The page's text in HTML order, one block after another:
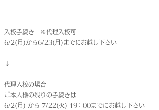
入校手続き ※代理入校可
6/2(月)から6/23(月)までにお越し下さい
↓
代理入校の場合
ご本人様の残りの手続きは
6/2(月) から 7/22(火) 19：00までにお越し下さい